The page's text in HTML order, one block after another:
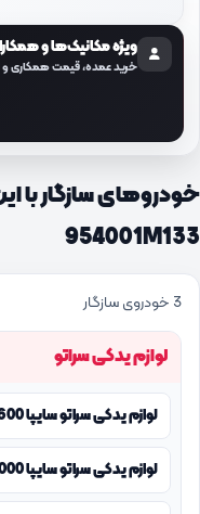
ویژه مکانیک‌ها و
خرید عمده، قیمت همکاری
خودروهای سازگار با
954001M133
3 خودروی سازگار
لوازم یدکی سراتو
لوازم یدکی سراتو سایپا 1600 سی سی
لوازم یدکی سراتو سایپا 2000 سی سی